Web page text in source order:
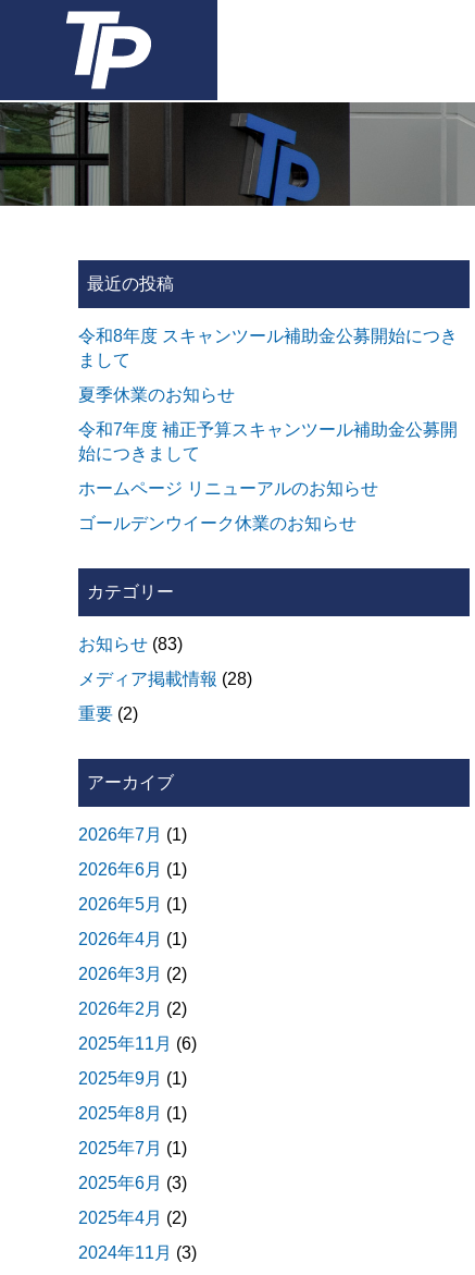
最近の投稿
令和8年度 スキャンツール補助金公募開始につき
まして
夏季休業のお知らせ
令和7年度 補正予算スキャンツール補助金公募開
始につきまして
ホームページ リニューアルのお知らせ
ゴールデンウイーク休業のお知らせ
カテゴリー
お知らせ (83)
メディア掲載情報 (28)
重要 (2)
アーカイブ
2026年7月 (1)
2026年6月 (1)
2026年5月 (1)
2026年4月 (1)
2026年3月 (2)
2026年2月 (2)
2025年11月 (6)
2025年9月 (1)
2025年8月 (1)
2025年7月 (1)
2025年6月 (3)
2025年4月 (2)
2024年11月 (3)